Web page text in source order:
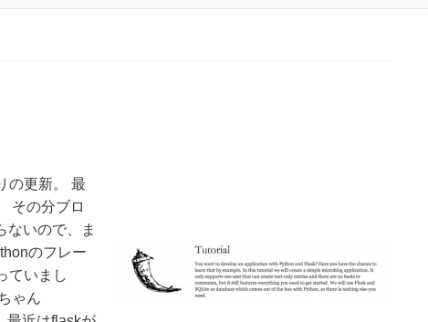
の更新。 最
その分ブロ
ないので、ま
のフレー
ていまし
ゃん